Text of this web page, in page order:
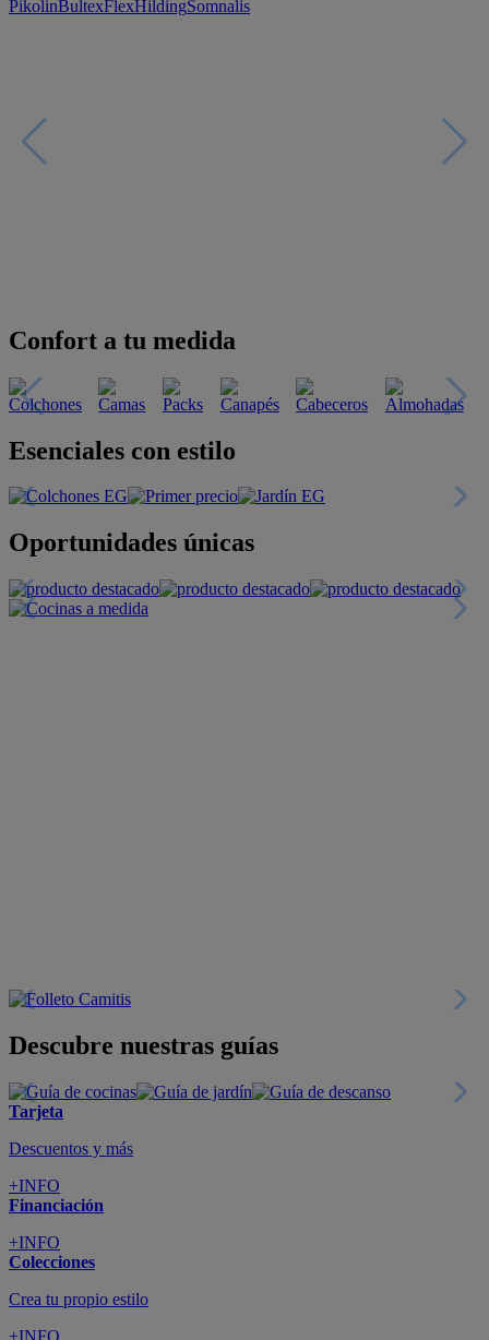
Esenciales con estilo
Crea tu propio estilo
Tranquilidad
6 años de Garantía Plus
+INFO
Catálogos
Miles de productos
+INFO
Por teléfono
Llámanos y compra
+INFO
Nueva app